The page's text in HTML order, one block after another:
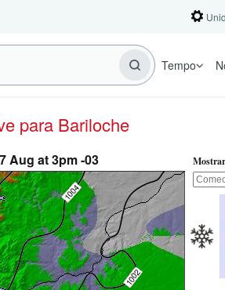
Tempo
para Bariloche
Aug at 3pm -03